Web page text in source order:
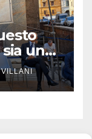
un
VILLANI